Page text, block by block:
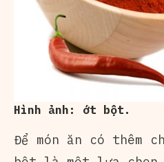
Hình ảnh: ớt bột.
Để món ăn có thêm